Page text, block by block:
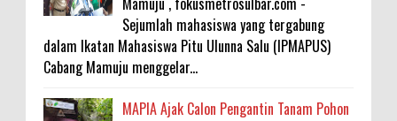
Sejumlah mahasiswa yang tergabung
dalam Ikatan Mahasiswa Pitu Ulunna Salu (IPMAPUS)
Cabang Mamuju menggelar...
MAPIA Ajak Calon Pengantin Tanam Pohon